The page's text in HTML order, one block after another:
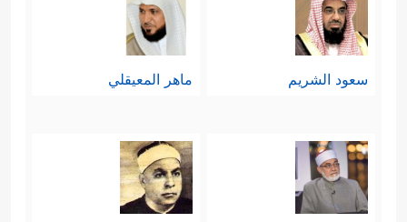
أَصَابَهُمُ ٱلۡبَغۡیُ هُمۡ یَنتَصِرُونَ﴾ ، ثم بيَّن القرآن
قانون العدل في هذا، مرغِّبًا في الوقت
نفسه بالصفح والعفو، فهذا من خُلق
﴿وَجَزَٰٓؤُاْ سَیِّئَةࣲ سَیِّئَةࣱ مِّثۡلُهَاۖ
فَمَنۡ عَفَا وَأَصۡلَحَ فَأَجۡرُهُۥ عَلَى ٱللَّهِۚ إِنَّهُۥ لَا یُحِبُّ
سعود الشريم ماهر المعيقلي